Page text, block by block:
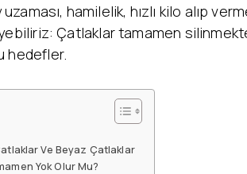
hamilelik, hızlı kilo alıp
Çatlaklar tamamen
hedefler.
Ve Beyaz Çatlaklar
Yok Olur Mu?